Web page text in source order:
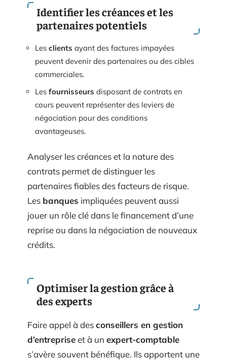
Identifier les créances et les
partenaires potentiels
Les clients ayant des factures impayées
peuvent devenir des partenaires ou des cibles
commerciales.
Les fournisseurs disposant de contrats en
cours peuvent représenter des leviers de
négociation pour des conditions
avantageuses.
Analyser les créances et la nature des
contrats permet de distinguer les
partenaires fiables des facteurs de risque.
Les banques impliquées peuvent aussi
jouer un rôle clé dans le financement d’une
reprise ou dans la négociation de nouveaux
crédits.
Optimiser la gestion grâce à
des experts
Faire appel à desconseillers en gestion
d’entrepriseet à un expert-comptable
s’avère souvent bénéfique. Ils apportent une